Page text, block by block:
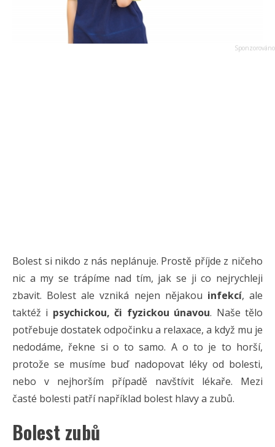
Bolest si nikdo z nás neplánuje. Prostě příjde z ničeho
nic a my se trápíme nad tím, jak se ji co nejrychleji
zbavit. Bolest ale vzniká nejen nějakou infekcí, ale
taktéž i psychickou, či fyzickou únavou. Naše tělo
potřebuje dostatek odpočinku a relaxace, a když mu je
nedodáme, řekne si o to samo. A o to je to horší,
protože se musíme buď nadopovat léky od bolesti,
nebo v nejhorším případě navštívit lékaře. Mezi
časté bolesti patří například bolest hlavy a zubů.
Bolest zubů